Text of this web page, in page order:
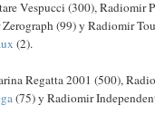
Vespucci (300), Radiomir
(99) y Radiomir
(2).
Regatta 2001 (500),
(75) y Radiomir